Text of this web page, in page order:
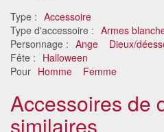
Type : Accessoire
Type d'accessoire : Armes
Personnage : Ange
Dieux/
Fête : Halloween
Pour Homme Femme
Accessoires de
similaires